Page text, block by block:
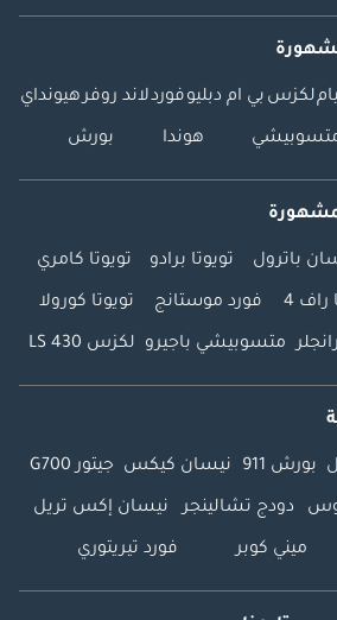
لكزس بي ام دبليوفوردلاند روفرهيونداي
هوندا بورش
باترول تويوتا برادو تويوتا كامري
راف 4 فورد موستانج تويوتا كورولا
متسوبيشي باجيرو لكزس LS 430
بورش 911 نيسان كيكس جيتور G700
دودج تشالينجر نيسان إكس تريل
ميني كوبر فورد تيريتوري